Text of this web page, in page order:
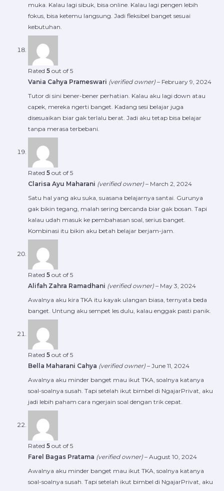
muka. Kalau lagi sibuk, bisa online. Kalau lagi pengen lebih
fokus, bisa ketemu langsung. Jadi fleksibel banget sesuai
kebutuhan.
Rated 5 out of 5
Vania Cahya Prameswari (verified owner) – February 9, 2024
Tutor di sini bener-bener perhatian. Kalau aku lagi down atau
capek, mereka ngerti banget. Kadang sesi belajar juga
disesuaikan biar gak terlalu berat. Jadi aku tetap bisa belajar
tanpa merasa terbebani.
Rated 5 out of 5
Clarisa Ayu Maharani (verified owner) – March 2, 2024
Satu hal yang aku suka, suasana belajarnya santai. Gurunya
gak bikin tegang, malah sering bercanda biar gak bosan. Tapi
kalau udah masuk ke pembahasan soal, serius banget.
Kombinasi itu bikin aku betah belajar berjam-jam.
Rated 5 out of 5
Alifah Zahra Ramadhani (verified owner) – May 3, 2024
Awalnya aku kira TKA itu kayak ulangan biasa, ternyata beda
banget. Untung aku sempet les dulu, kalau enggak pasti panik.
Rated 5 out of 5
Bella Maharani Cahya (verified owner) – June 11, 2024
Awalnya aku minder banget mau ikut TKA, soalnya katanya
soal-soalnya susah. Tapi setelah ikut bimbel di NgajarPrivat, aku
jadi lebih paham cara ngerjain soal dengan trik cepat.
Rated 5 out of 5
Farel Bagas Pratama (verified owner) – August 10, 2024
Awalnya aku minder banget mau ikut TKA, soalnya katanya
soal-soalnya susah. Tapi setelah ikut bimbel di NgajarPrivat, aku